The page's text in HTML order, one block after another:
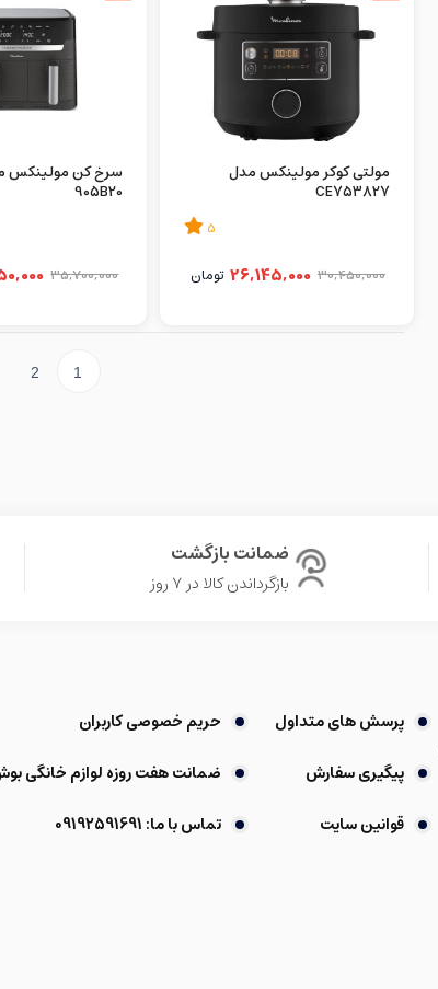
مولتی کوکر مولینکس مدل
CE753827
5
30,450,000
26,145,000 تومان
905B20
35,700,000
1
2
ضمانت بازگشت
بازگرداندن کالا در ۷ روز
پرسش های متداول حریم خصوصی کاربران
پیگیری سفارش
ضمانت هفت روزه لوازم خانگی
قوانین سایت
تماس با ما: 09192591691